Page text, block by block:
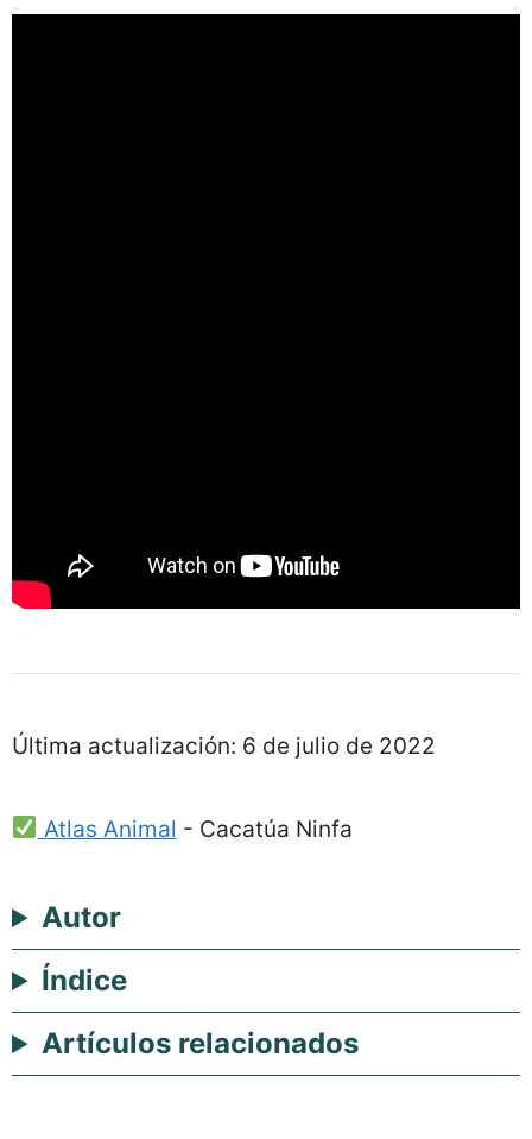
Última actualización: 6 de julio de 2022
Atlas Animal - Cacatúa Ninfa
Autor
Índice
Artículos relacionados